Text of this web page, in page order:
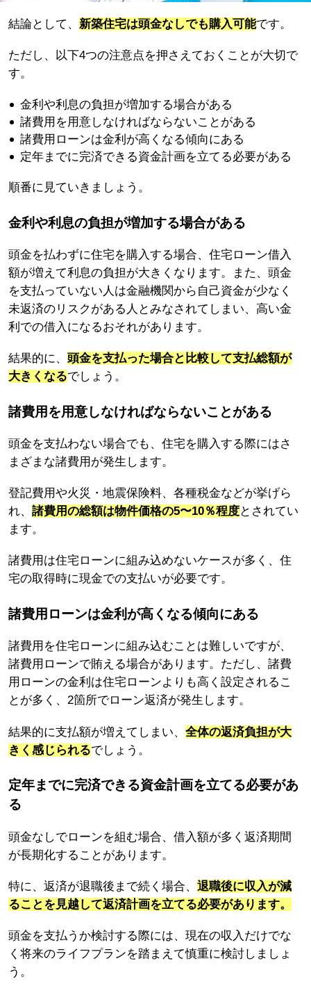
結論として、 新築住宅は頭金なしでも購入可能です。
ただし、以下4つの注意点を押さえておくことが大切で
す。
金利や利息の負担が増加する場合がある
諸費用を用意しなければならないことがある
諸費用ローンは金利が高くなる傾向にある
定年までに完済できる資金計画を立てる必要がある
順番に見ていきましょう。
金利や利息の負担が増加する場合がある
頭金を払わずに住宅を購入する場合、住宅ローン借入
額が増えて利息の負担が大きくなります。また、頭金
を支払っていない人は金融機関から自己資金が少なく
未返済のリスクがある人とみなされてしまい、高い金
利での借入になるおそれがあります。
結果的に、 頭金を支払った場合と比較して支払総額が
大きくなるでしょう。
諸費用を用意しなければならないことがある
頭金を支払わない場合でも、住宅を購入する際にはさ
まざまな諸費用が発生します。
登記費用や火災・地震保険料、各種税金などが挙げら
れ、 諸費用の総額は物件価格の5〜10％程度とされてい
ます。
諸費用は住宅ローンに組み込めないケースが多く、住
宅の取得時に現金での支払いが必要です。
諸費用ローンは金利が高くなる傾向にある
諸費用を住宅ローンに組み込むことは難しいですが、
諸費用ローンで賄える場合があります。ただし、諸費
用ローンの金利は住宅ローンよりも高く設定されるこ
とが多く、2箇所でローン返済が発生します。
結果的に支払額が増えてしまい、 全体の返済負担が大
きく感じられるでしょう。
定年までに完済できる資金計画を立てる必要があ
る
頭金なしでローンを組む場合、借入額が多く返済期間
が長期化することがあります。
特に、返済が退職後まで続く場合、 退職後に収入が減
ることを見越して返済計画を立てる必要があります。
頭金を支払うか検討する際には、現在の収入だけでな
く将来のライフプランを踏まえて慎重に検討しましょ
う。